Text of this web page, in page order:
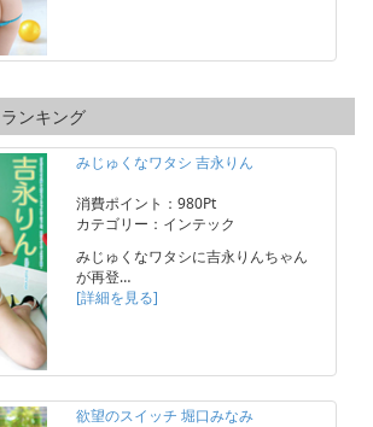
ンキング
みじゅくなワタシ 吉永りん
消費ポイント：980Pt
カテゴリー：インテック
みじゅくなワタシに吉永りんちゃん
が再登…
[詳細を見る]
欲望のスイッチ 堀口みなみ